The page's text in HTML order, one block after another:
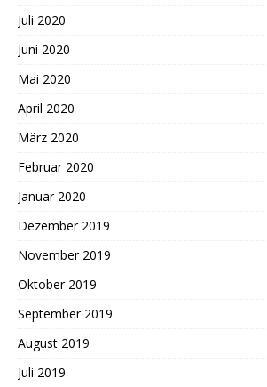
Juli 2020
Juni 2020
Mai 2020
April 2020
März 2020
Februar 2020
Januar 2020
Dezember 2019
November 2019
Oktober 2019
September 2019
August 2019
Juli 2019